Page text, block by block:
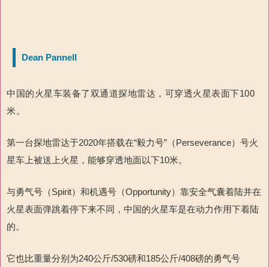
Dean Pannell
中国的火星车装备了双通道探地雷达，可穿透火星表面下100
米。
第一台探地雷达于2020年搭载在“毅力号”（Perseverance）号火
星车上被送上火星，能够穿透地面以下10米。
与勇气号（Spirit）和机遇号（Opportunity）靠安全气囊着陆并在
火星表面弹跳着停下来不同，中国的火星车是在动力作用下着陆
的。
它也比重量分别为240公斤/530磅和185公斤/408磅的勇气号